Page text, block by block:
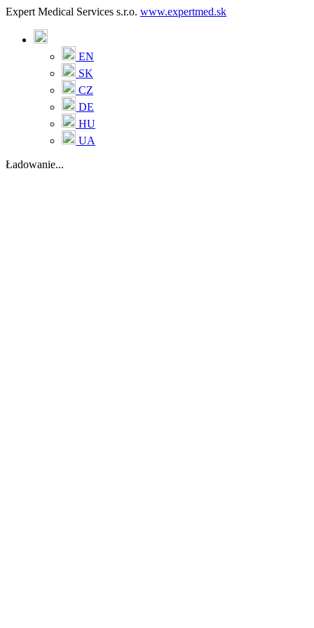
Expert Medical Services s.r.o. www.expertmed.sk
EN
SK
CZ
DE
HU
UA
Ładowanie...